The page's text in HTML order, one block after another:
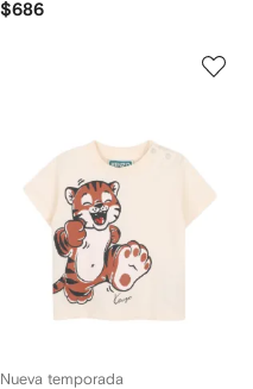
$686
Nueva temporada